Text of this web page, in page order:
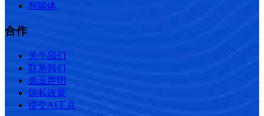
智能体
合作
关于我们
联系我们
免责声明
隐私政策
提交AI工具